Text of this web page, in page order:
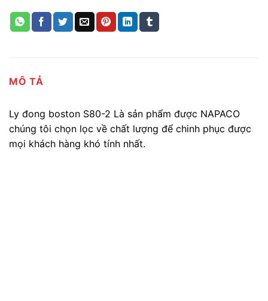
MÔ TẢ
Ly đong boston S80-2 Là sản phẩm được NAPACO
chúng tôi chọn lọc về chất lượng để chinh phục được
mọi khách hàng khó tính nhất.